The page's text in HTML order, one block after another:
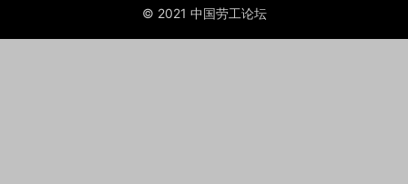
© 2021 中国劳工论坛